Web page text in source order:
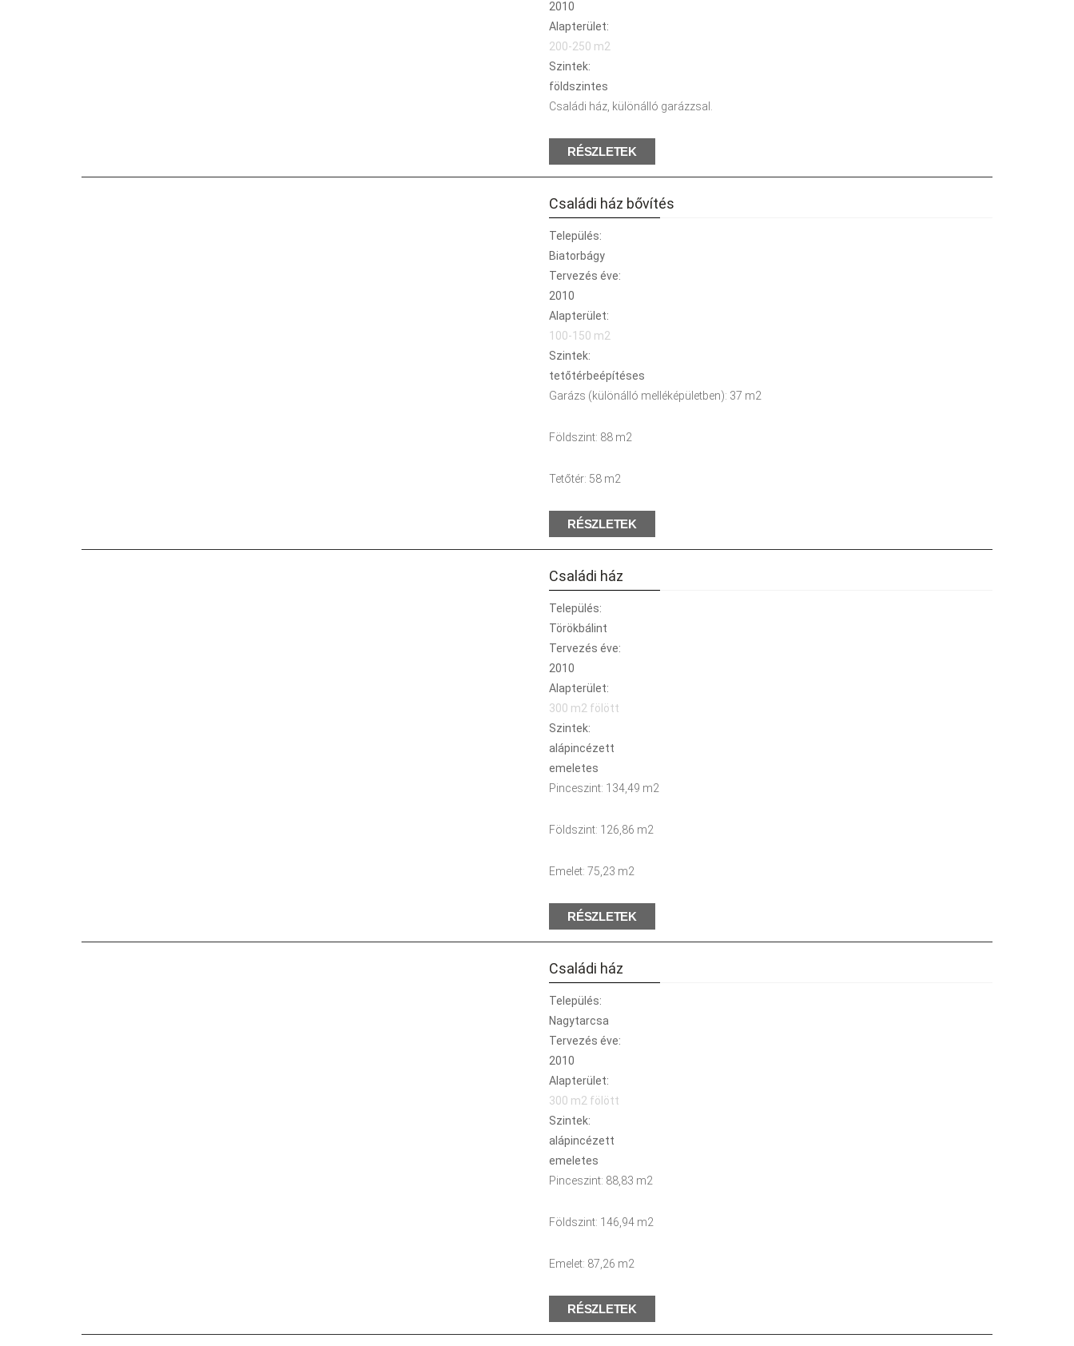
2010
Alapterület:
200-250 m2
Szintek:
földszintes
Családi ház, különálló garázzsal.
RÉSZLETEK
Családi ház bővítés
Település:
Biatorbágy
Tervezés éve:
2010
Alapterület:
100-150 m2
Szintek:
tetőtérbeépítéses
Garázs (különálló melléképületben): 37 m2
Földszint: 88 m2
Tetőtér: 58 m2
RÉSZLETEK
Családi ház
Település:
Törökbálint
Tervezés éve:
2010
Alapterület:
300 m2 fölött
Szintek:
alápincézett
emeletes
Pinceszint: 134,49 m2
Földszint: 126,86 m2
Emelet: 75,23 m2
RÉSZLETEK
Családi ház
Település:
Nagytarcsa
Tervezés éve:
2010
Alapterület:
300 m2 fölött
Szintek:
alápincézett
emeletes
Pinceszint: 88,83 m2
Földszint: 146,94 m2
Emelet: 87,26 m2
RÉSZLETEK